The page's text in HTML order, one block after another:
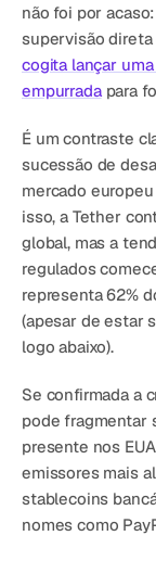
não foi por
supervisão direta
cogita lançar
empurrada para
É um contraste
sucessão de
mercado
isso, a Tether
global, mas a
regulados
representa 62%
(apesar de estar
logo abaixo).
Se confirmada a
pode fragmentar
presente nos
emissores mais
stablecoins
nomes como